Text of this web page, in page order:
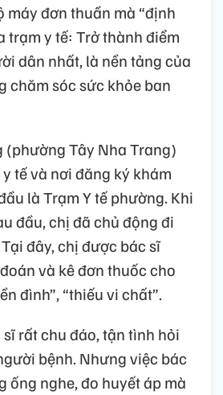
máy đơn thuần mà “định
trạm y tế: Trở thành điểm
dân nhất, là nền tảng của
chăm sóc sức khỏe ban
(phường Tây Nha Trang)
tế và nơi đăng ký khám
là Trạm Y tế phường. Khi
đầu, chị đã chủ động đi
đây, chị được bác sĩ
và kê đơn thuốc cho
đình”, “thiếu vi chất”.
sĩ rất chu đáo, tận tình hỏi
bệnh. Nhưng việc bác
ống nghe, đo huyết áp mà